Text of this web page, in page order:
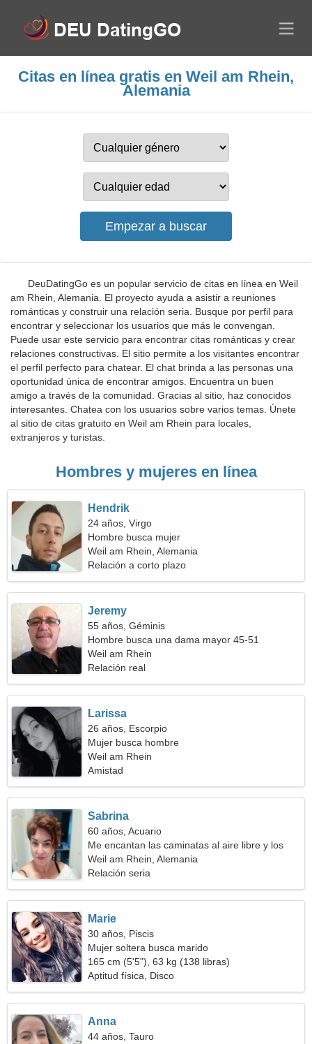
Citas en línea gratis en Weil am Rhein,
Alemania
DeuDatingGo es un popular servicio de citas en línea en Weil
am Rhein, Alemania. El proyecto ayuda a asistir a reuniones
románticas y construir una relación seria. Busque por perfil para
encontrar y seleccionar los usuarios que más le convengan.
Puede usar este servicio para encontrar citas románticas y crear
relaciones constructivas. El sitio permite a los visitantes encontrar
el perfil perfecto para chatear. El chat brinda a las personas una
oportunidad única de encontrar amigos. Encuentra un buen
amigo a través de la comunidad. Gracias al sitio, haz conocidos
interesantes. Chatea con los usuarios sobre varios temas. Únete
al sitio de citas gratuito en Weil am Rhein para locales,
extranjeros y turistas.
Hombres y mujeres en línea
Hendrik
24 años, Virgo
Hombre busca mujer
Weil am Rhein, Alemania
Relación a corto plazo
Jeremy
55 años, Géminis
Hombre busca una dama mayor 45-51
Weil am Rhein
Relación real
Larissa
26 años, Escorpio
Mujer busca hombre
Weil am Rhein
Amistad
Sabrina
60 años, Acuario
Me encantan las caminatas al aire libre y los
conciertos
Weil am Rhein, Alemania
Relación seria
Marie
30 años, Piscis
Mujer soltera busca marido
165 cm (5'5"), 63 kg (138 libras)
Aptitud física, Disco
Anna
44 años, Tauro